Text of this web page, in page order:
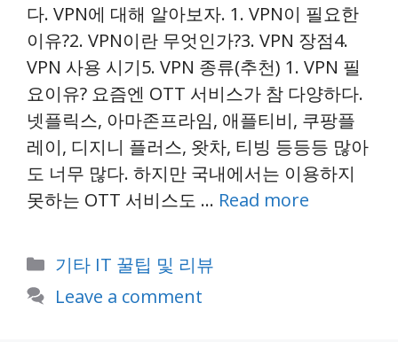
다. VPN에 대해 알아보자. 1. VPN이 필요한
이유?2. VPN이란 무엇인가?3. VPN 장점4.
VPN 사용 시기5. VPN 종류(추천) 1. VPN 필
요이유? 요즘엔 OTT 서비스가 참 다양하다.
넷플릭스, 아마존프라임, 애플티비, 쿠팡플
레이, 디지니 플러스, 왓차, 티빙 등등등 많아
도 너무 많다. 하지만 국내에서는 이용하지
못하는 OTT 서비스도 … Read more
Categories
기타 IT 꿀팁 및 리뷰
Leave a comment